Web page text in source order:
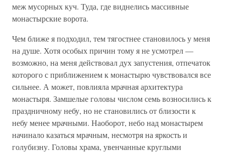
меж мусорных куч. Туда, где виднелись массивные
монастырские ворота.
Чем ближе я подходил, тем тягостнее становилось у меня
на душе. Хотя особых причин тому я не усмотрел —
возможно, на меня действовал дух запустения, отпечаток
которого с приближением к монастырю чувствовался все
сильнее. А может, повлияла мрачная архитектура
монастыря. Замшелые головы числом семь возносились к
праздничному небу, но не становились от близости к
небу менее мрачными. Наоборот, небо над монастырем
начинало казаться мрачным, несмотря на яркость и
голубизну. Головы храма, увенчанные круглыми